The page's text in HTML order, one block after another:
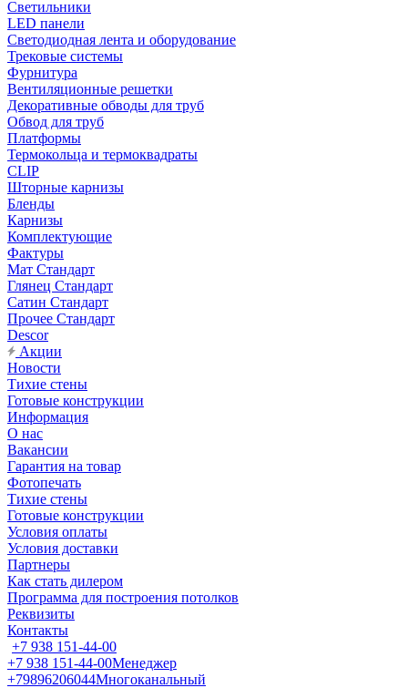
Светильники
LED панели
Светодиодная лента и оборудование
Трековые системы
Фурнитура
Вентиляционные решетки
Декоративные обводы для труб
Обвод для труб
Платформы
Термокольца и термоквадраты
CLIP
Шторные карнизы
Бленды
Карнизы
Комплектующие
Фактуры
Мат Стандарт
Глянец Стандарт
Сатин Стандарт
Прочее Стандарт
Descor
Акции
Новости
Тихие стены
Готовые конструкции
Информация
О нас
Вакансии
Гарантия на товар
Фотопечать
Тихие стены
Готовые конструкции
Условия оплаты
Условия доставки
Партнеры
Как стать дилером
Программа для построения потолков
Реквизиты
Контакты
+7 938 151-44-00
+7 938 151-44-00Менеджер
+79896206044Многоканальный